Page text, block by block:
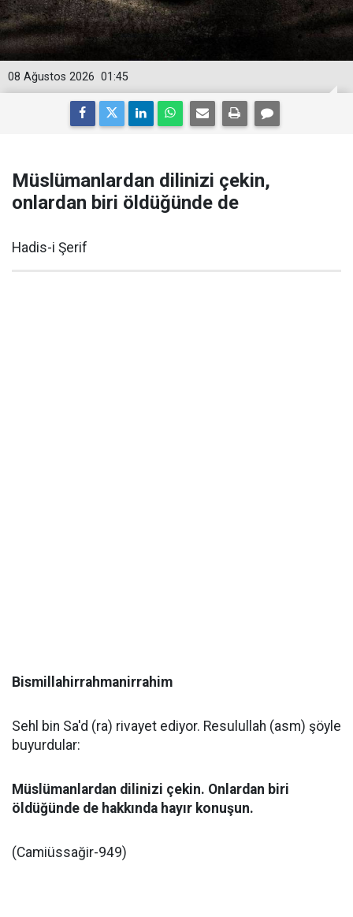
01:45
08 Ağustos 2026
Müslümanlardan dilinizi çekin,
onlardan biri öldüğünde de
Hadis-i Şerif
Bismillahirrahmanirrahim
Sehl bin Sa'd (ra) rivayet ediyor. Resulullah (asm) şöyle
buyurdular:
Müslümanlardan dilinizi çekin. Onlardan biri
öldüğünde de hakkında hayır konuşun.
(Camiüssağir-949)